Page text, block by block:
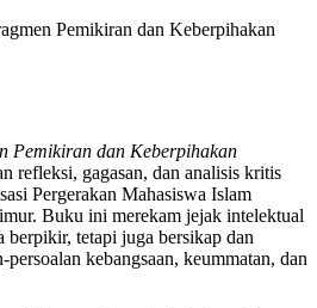
Pemikiran dan Keberpihakan
Pemikiran dan Keberpihakan
refleksi, gagasan, dan analisis kritis
Pergerakan Mahasiswa Islam
Buku ini merekam jejak intelektual
berpikir, tetapi juga bersikap dan
kebangsaan, keummatan, dan